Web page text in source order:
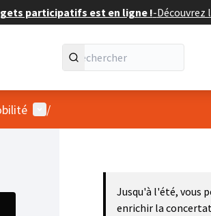
participatifs est en ligne !-Découvrez
Menu utilisateur
/
Jusqu'à l'été, vous
enrichir la